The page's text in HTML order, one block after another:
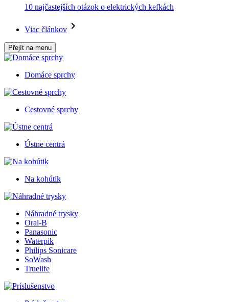
10 najčastejších otázok o elektrických kefkách
Viac článkov
Přejít na menu
Domáce sprchy
Cestovné sprchy
Ústne centrá
Na kohútik
Náhradné trysky
Oral-B
Panasonic
Waterpik
Philips Sonicare
SoWash
Truelife